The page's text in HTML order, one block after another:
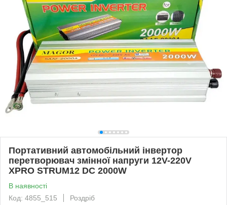
Портативний автомобільний інвертор
перетворювач змінної напруги 12V-220V
XPRO STRUM12 DC 2000W
В наявності
Код: 4855_515
Роздріб